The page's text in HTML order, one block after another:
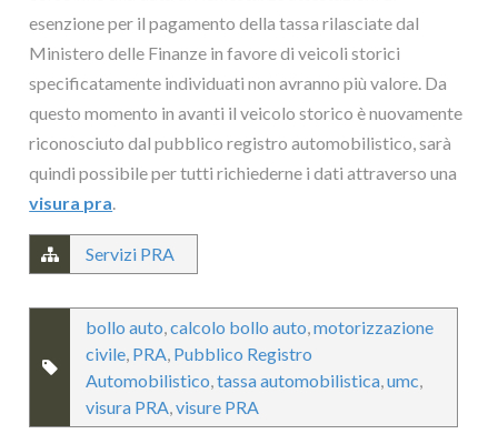
esenzione per il pagamento della tassa rilasciate dal
Ministero delle Finanze in favore di veicoli storici
specificatamente individuati non avranno più valore. Da
questo momento in avanti il veicolo storico è nuovamente
riconosciuto dal pubblico registro automobilistico, sarà
quindi possibile per tutti richiederne i dati attraverso una
visura pra.
Servizi PRA
bollo auto,calcolo bollo auto,motorizzazione
civile, PRA, Pubblico Registro
Automobilistico,tassa automobilistica,umc,
visura PRA,visure PRA